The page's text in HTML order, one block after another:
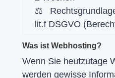
⚖️
lit.f DSGVO
Was ist Webhosting?
Wenn Sie heutzutage
werden gewisse